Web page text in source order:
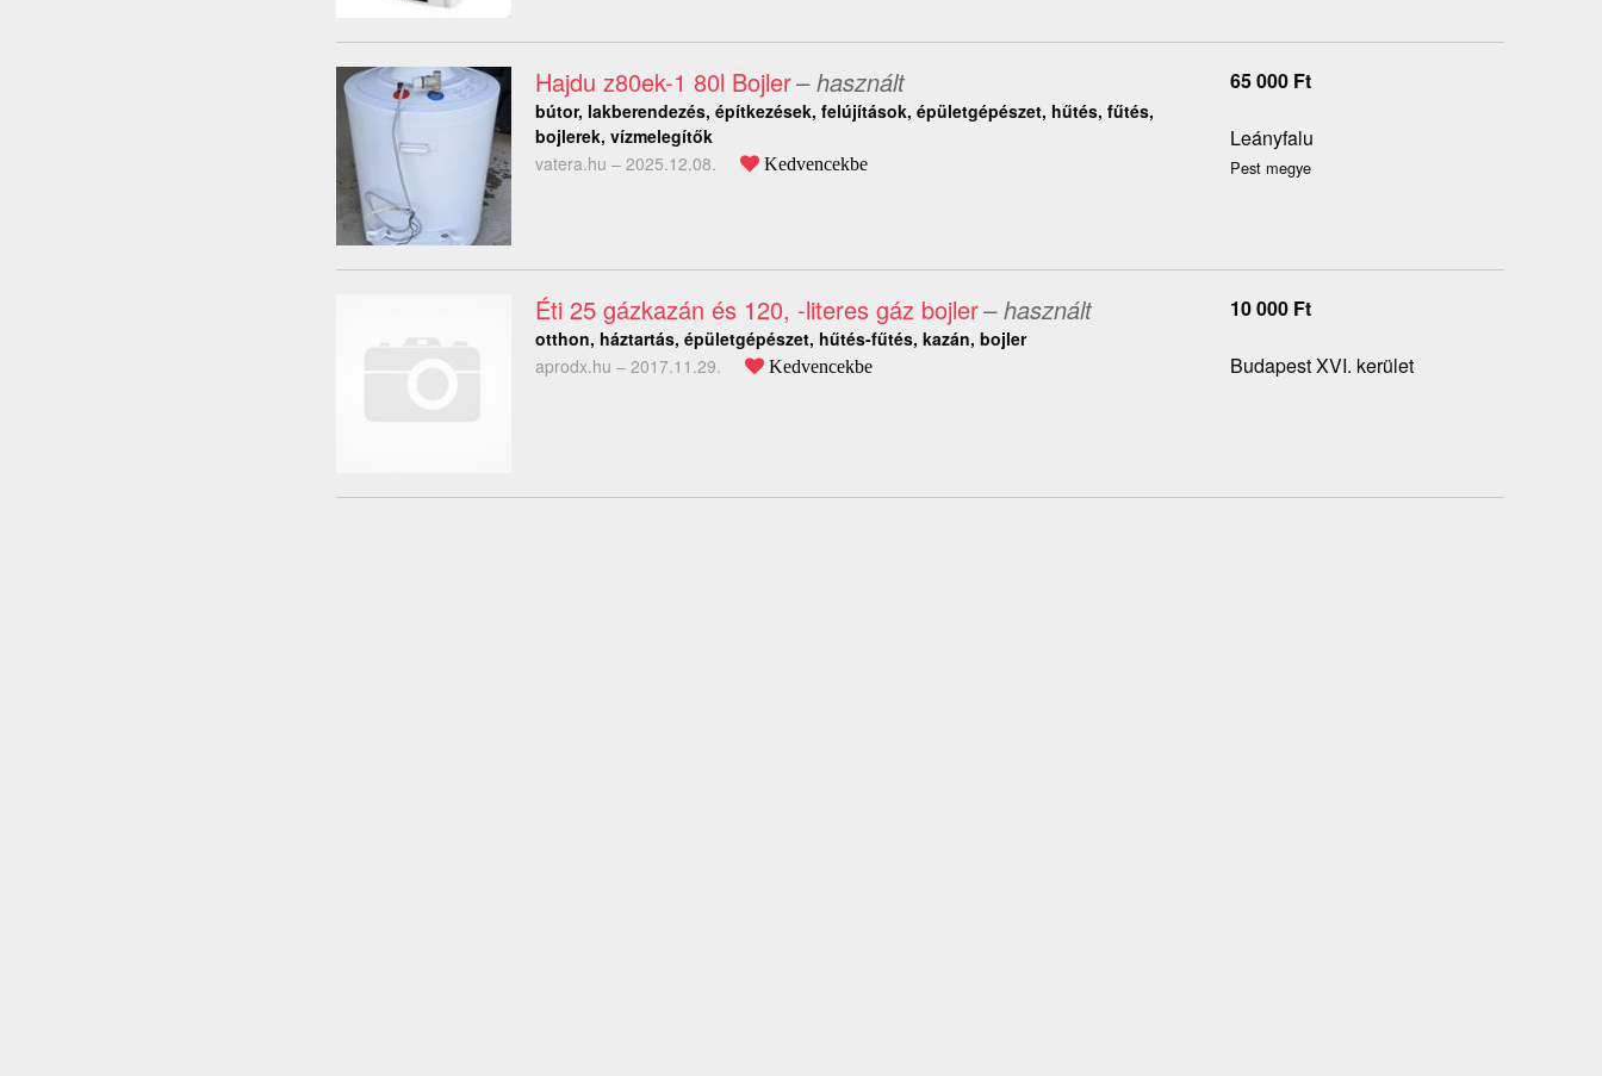
Hajdu z80ek-1 80l Bojler– használt
bútor, lakberendezés, építkezések, felújítások, épületgépészet, hűtés, fűtés,
bojlerek, vízmelegítők
vatera.hu – 2025.12.08. Kedvencekbe
65 000 Ft
Leányfalu
Pest megye
Éti 25 gázkazán és 120, -literes gáz bojler– használt
otthon, háztartás, épületgépészet, hűtés-fűtés, kazán, bojler
aprodx.hu – 2017.11.29. Kedvencekbe
10 000 Ft
Budapest XVI. kerület